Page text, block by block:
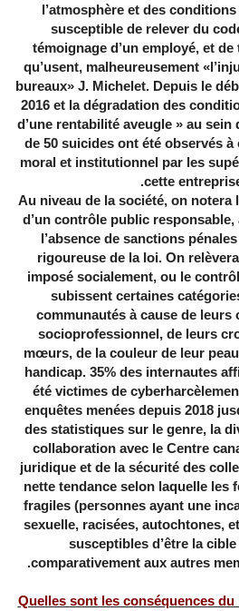
l’atmosphère et des
susceptible de relever du
témoignage d’un employé, et
qu’usent, malheureusement
bureaux» J. Michelet. Depuis le
2016 et la dégradation des
d’une rentabilité aveugle » au sein
de 50 suicides ont été observés à
moral et institutionnel par les
cette
.
-Au niveau de la société, on notera
d’un contrôle public
l’absence de sanctions
rigoureuse de la loi. On
imposé socialement, ou le
subissent certaines
communautés à cause de leurs
socioprofessionnel, de leurs
mœurs, de la couleur de leur
handicap. 35% des internautes
été victimes de
enquêtes menées depuis 2018
des statistiques sur le genre, la
collaboration avec le Centre
juridique et de la sécurité des
nette tendance selon laquelle les
fragiles (personnes ayant une
sexuelle, racisées, autochtones,
susceptibles d’être la
comparativement aux autres
.
5)- Quelles sont les conséquences